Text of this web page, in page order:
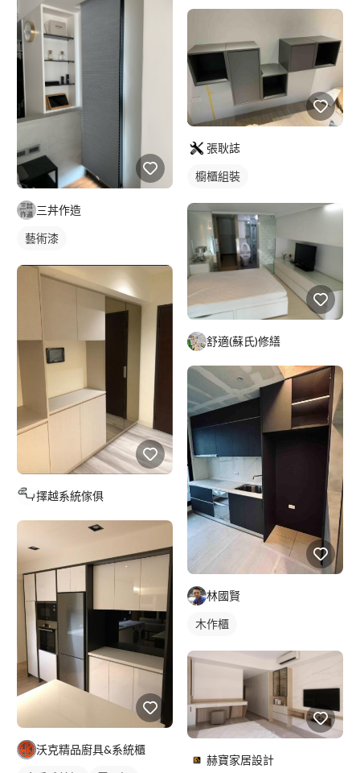
三丼作造
藝術漆
擇越系統傢俱
沃克精品廚具&系統櫃
張耿誌
櫥櫃組裝
舒適(蘇氏)修繕
林國賢
木作櫃
赫寶家居設計